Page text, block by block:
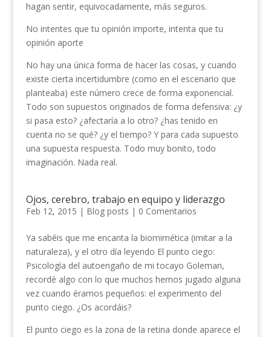
hagan sentir, equivocadamente, más seguros.
No intentes que tu opinión importe, intenta que tu
opinión aporte
No hay una única forma de hacer las cosas, y cuando
existe cierta incertidumbre (como en el escenario que
planteaba) este número crece de forma exponencial.
Todo son supuestos originados de forma defensiva: ¿y
si pasa esto? ¿afectaría a lo otro? ¿has tenido en
cuenta no se qué? ¿y el tiempo? Y para cada supuesto
una supuesta respuesta. Todo muy bonito, todo
imaginación. Nada real.
Ojos, cerebro, trabajo en equipo y liderazgo
Feb 12, 2015 | Blog posts | 0 Comentarios
Ya sabéis que me encanta la biomimética (imitar a la
naturaleza), y el otro día leyendo El punto ciego:
Psicología del autoengaño de mi tocayo Goleman,
recordé algo con lo que muchos hemos jugado alguna
vez cuando éramos pequeños: el experimento del
punto ciego. ¿Os acordáis?
El punto ciego es la zona de la retina donde aparece el